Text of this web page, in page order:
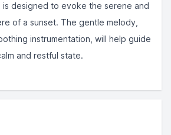
, is designed to evoke the serene and
of a sunset. The gentle melody,
instrumentation, will help guide
and restful state.